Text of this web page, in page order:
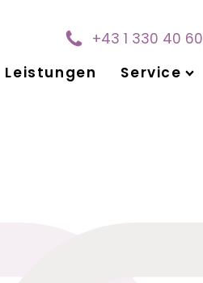
+43 1 330 40 60
Leistungen Service